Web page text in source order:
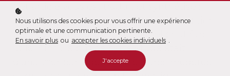
Cet article vous est traduit et synthétisé :
Pour prévenir les blessures, une description
précise du mécanisme lésionnel peut être
utile. Ainsi, le but de cette étude était
d'analyser par vidéo les blessures modérées
Nous utilisons des cookies pour vous offrir une expérience
optimale et une communication pertinente.
En savoir plus ou accepter les cookies individuels .
J'accepte